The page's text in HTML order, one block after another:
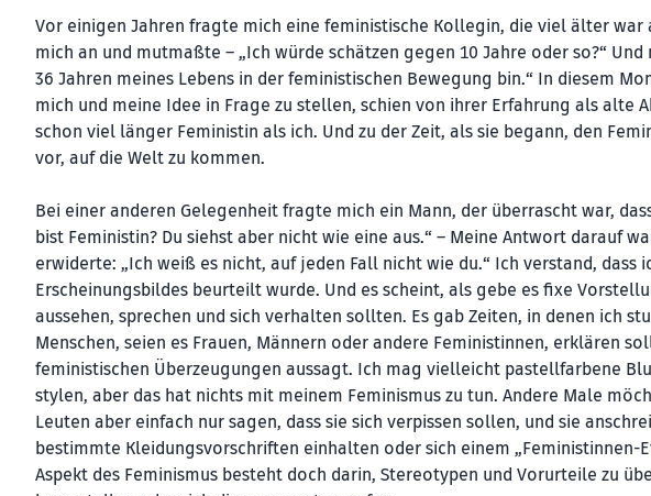
Vor einigen Jahren fragte mich eine feministische Kollegin, die viel älter war
mich an und mutmaßte – „Ich würde schätzen gegen 10 Jahre oder so?“
36 Jahren meines Lebens in der feministischen Bewegung bin.“ In diesem
mich und meine Idee in Frage zu stellen, schien von ihrer Erfahrung als alte
schon viel länger Feministin als ich. Und zu der Zeit, als sie begann, den
vor, auf die Welt zu kommen.
Bei einer anderen Gelegenheit fragte mich ein Mann, der überrascht war,
bist Feministin? Du siehst aber nicht wie eine aus.“ – Meine Antwort darauf
erwiderte: „Ich weiß es nicht, auf jeden Fall nicht wie du.“ Ich verstand, dass
Erscheinungsbildes beurteilt wurde. Und es scheint, als gebe es fixe
aussehen, sprechen und sich verhalten sollten. Es gab Zeiten, in denen ich
Menschen, seien es Frauen, Männern oder andere Feministinnen, erklären
feministischen Überzeugungen aussagt. Ich mag vielleicht pastellfarbene
stylen, aber das hat nichts mit meinem Feminismus zu tun. Andere Male
Leuten aber einfach nur sagen, dass sie sich verpissen sollen, und sie
bestimmte Kleidungsvorschriften einhalten oder sich einem
Aspekt des Feminismus besteht doch darin, Stereotypen und Vorurteile zu